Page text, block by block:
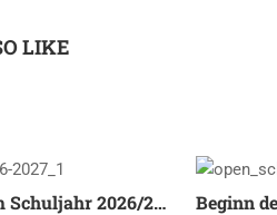
LIKE
Anmeldung zum Schuljahr 2026/2027 Beginn